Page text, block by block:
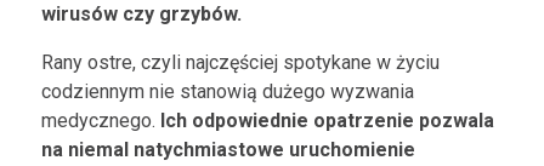
wirusów czy grzybów.
Rany ostre, czyli najczęściej spotykane w życiu
codziennym nie stanowią dużego wyzwania
medycznego. Ich odpowiednie opatrzenie pozwala
na niemal natychmiastowe uruchomienie